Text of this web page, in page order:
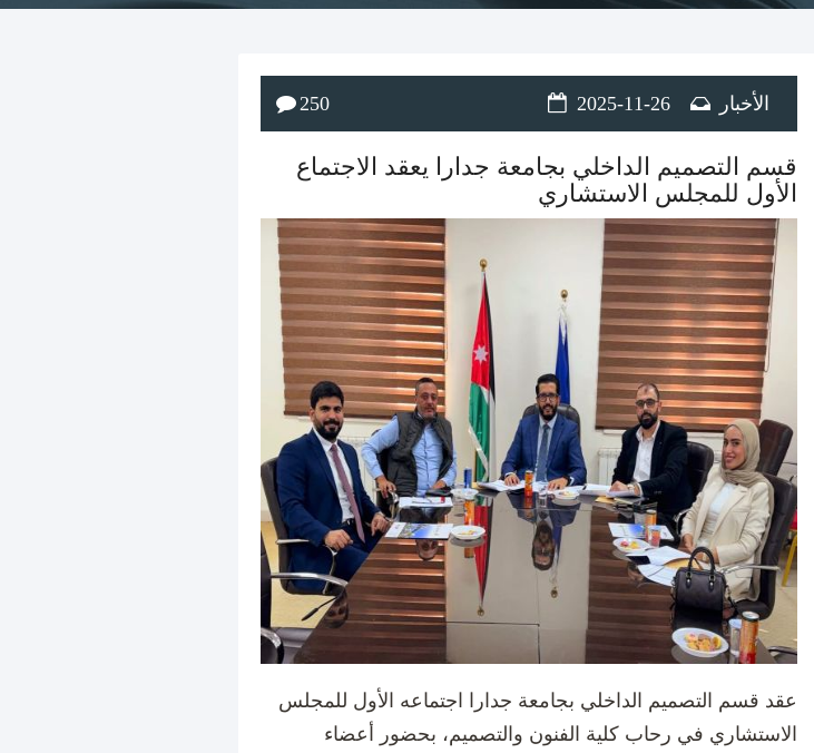
2025-11-26 الأخبار 250
قسم التصميم الداخلي بجامعة جدارا يعقد الاجتماع
الأول للمجلس الاستشاري
عقد قسم التصميم الداخلي بجامعة جدارا اجتماعه الأول للمجلس
الاستشاري في رحاب كلية الفنون والتصميم، بحضور أعضاء